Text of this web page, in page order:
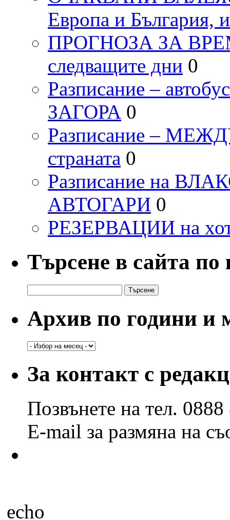
Европа и България,
ПРОГНОЗА ЗА
следващите дни 0
Разписание –
ЗАГОРА 0
Разписание –
страната 0
Разписание на
АВТОГАРИ 0
РЕЗЕРВАЦИИ на
Търсене в сайта
за:
Архив по години и
Архив
и
месеци
За контакт с
Позвънете на тел.
E-mail за размяна на
echo